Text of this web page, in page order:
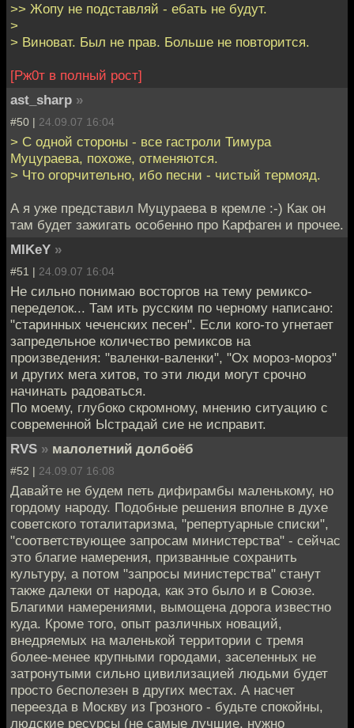
>> Жопу не подставляй - ебать не будут.
>
> Виноват. Был не прав. Больше не повторится.
[Рж0т в полный рост]
ast_sharp »
#50 | 24.09.07 16:04
> C одной стороны - все гастроли Тимура
Муцураева, похоже, отменяются.
> Что огорчительно, ибо песни - чистый термояд.
А я уже представил Муцураева в кремле :-) Как он
там будет зажигать особенно про Карфаген и прочее.
MIKeY »
#51 | 24.09.07 16:04
Не сильно понимаю восторгов на тему ремиксо-
переделок... Там ить русским по черному написано:
"старинных чеченских песен". Если кого-то угнетает
запредельное количество ремиксов на
произведения: "валенки-валенки", "Ох мороз-мороз"
и других мега хитов, то эти люди могут срочно
начинать радоваться.
По моему, глубоко скромному, мнению ситуацию с
современной Ыстрадай сие не исправит.
RVS » малолетний долбоёб
#52 | 24.09.07 16:08
Давайте не будем петь дифирамбы маленькому, но
гордому народу. Подобные решения вполне в духе
советского тоталитаризма, "репертуарные списки",
"соответствующее запросам министерства" - сейчас
это благие намерения, призванные сохранить
культуру, а потом "запросы министерства" станут
также далеки от народа, как это было и в Союзе.
Благими намерениями, вымощена дорога известно
куда. Кроме того, опыт различных новаций,
внедряемых на маленькой территории с тремя
более-менее крупными городами, заселенных не
затронутыми сильно цивилизацией людьми будет
просто бесполезен в других местах. А насчет
переезда в Москву из Грозного - будьте спокойны,
людские ресурсы (не самые лучшие, нужно